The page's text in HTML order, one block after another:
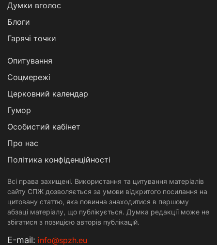
Думки вголос
Блоги
Гарячі точки
Опитування
Соцмережі
Церковний календар
Гумор
Особистий кабінет
Про нас
Політика конфіденційності
Всі права захищені. Використання та цитування матеріалів
сайту СПЖ дозволяється за умови відкритого посилання на
цитовану статтю, яка повинна знаходитися в першому
абзаці матеріалу, що публікується. Думка редакції може не
збігатися з позицією авторів публікацій.
Е-mail: info@spzh.eu